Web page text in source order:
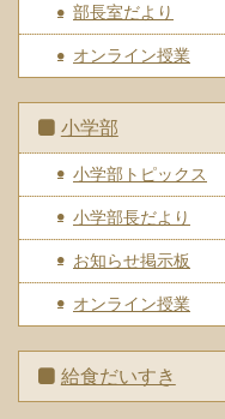
部長室だより
オンライン授業
小学部
小学部トピックス
小学部長だより
お知らせ掲示板
オンライン授業
給食だいすき